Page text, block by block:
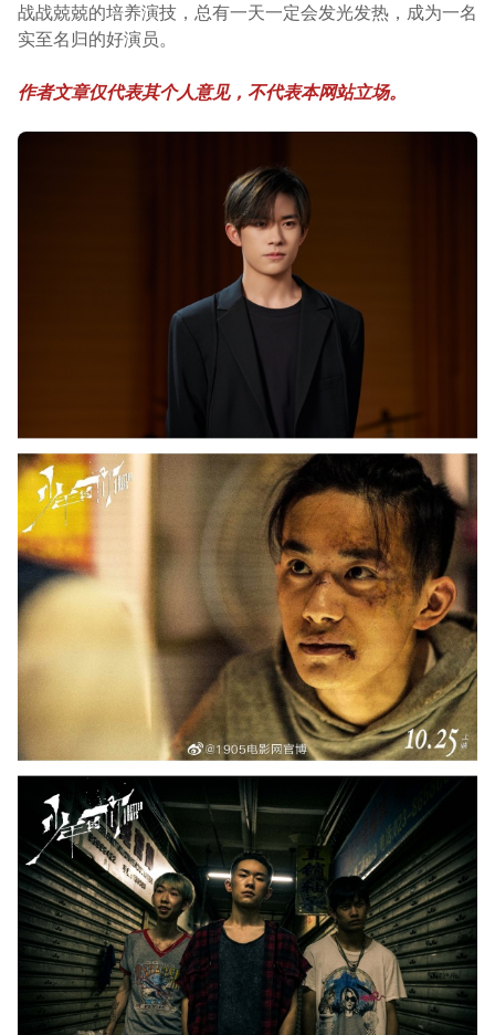
战战兢兢的培养演技，总有一天一定会发光发热，成为一名
实至名归的好演员。
作者文章仅代表其个人意见，不代表本网站立场。